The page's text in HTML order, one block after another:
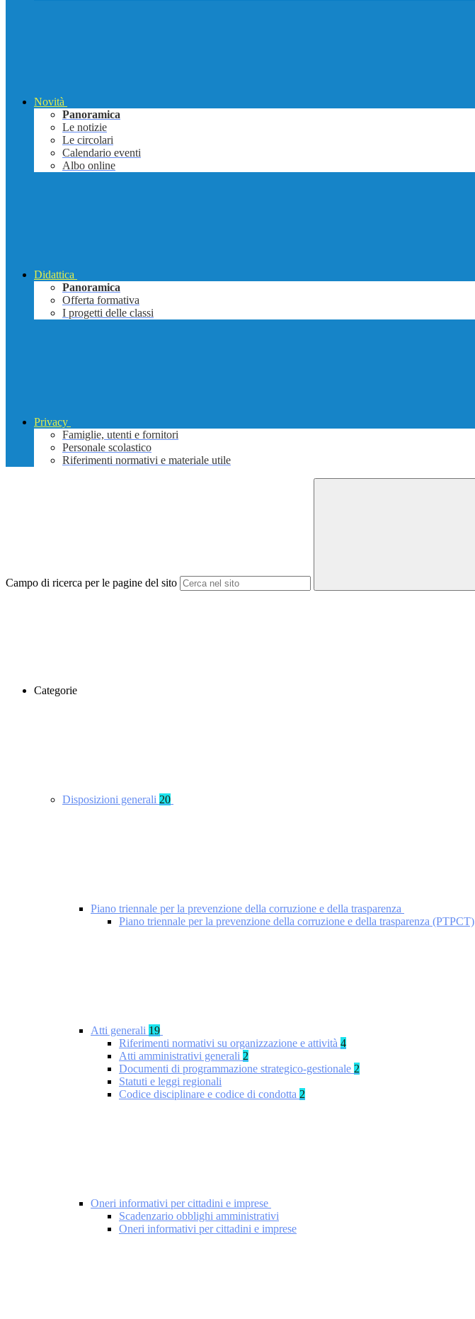
Novità
Panoramica
Le notizie
Le circolari
Calendario eventi
Albo online
Didattica
Panoramica
Offerta formativa
I progetti delle classi
Privacy
Famiglie, utenti e fornitori
Personale scolastico
Riferimenti normativi e materiale utile
Campo di ricerca per le pagine del sito
Categorie
Disposizioni generali 20
Piano triennale per la prevenzione della corruzione e della trasparenza
Piano triennale per la prevenzione della corruzione e della trasparenza (PTPCT)
Atti generali 19
Riferimenti normativi su organizzazione e attività 4
Atti amministrativi generali 2
Documenti di programmazione strategico-gestionale 2
Statuti e leggi regionali
Codice disciplinare e codice di condotta 2
Oneri informativi per cittadini e imprese
Scadenzario obblighi amministrativi
Oneri informativi per cittadini e imprese